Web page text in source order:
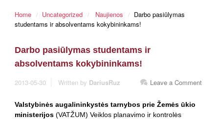
Home Uncategorized Naujienos
Darbo pasiūlymas
studentams ir absolventams kokybininkams!
Darbo pasiūlymas studentams ir
absolventams kokybininkams!
2013-05-30 Leave a Comment
Written by DariusRuz
Valstybinės augalininkystės tarnybos prie Žemės ūkio
ministerijos (VATŽUM) Veiklos planavimo ir kontrolės